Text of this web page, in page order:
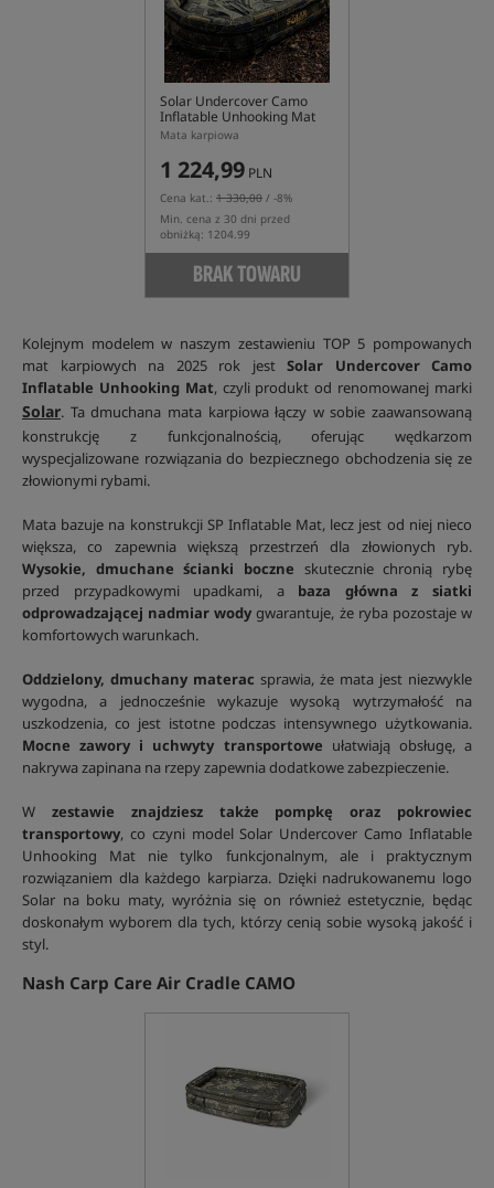
Solar Undercover Camo
Inflatable Unhooking Mat
Mata karpiowa
1 224,99 PLN
Cena kat.: 1 330,00 / -8%
Min. cena z 30 dni przed
obniżką: 1204.99
BRAK TOWARU
Kolejnym modelem w naszym zestawieniu TOP 5 pompowanych
mat karpiowych na 2025 rok jest Solar Undercover Camo
Inflatable Unhooking Mat, czyli produkt od renomowanej marki
Solar. Ta dmuchana mata karpiowa łączy w sobie zaawansowaną
konstrukcję z funkcjonalnością, oferując wędkarzom
wyspecjalizowane rozwiązania do bezpiecznego obchodzenia się ze
złowionymi rybami.
Mata bazuje na konstrukcji SP Inflatable Mat, lecz jest od niej nieco
większa, co zapewnia większą przestrzeń dla złowionych ryb.
Wysokie, dmuchane ścianki boczne skutecznie chronią rybę
przed przypadkowymi upadkami, a baza główna z siatki
odprowadzającej nadmiar wody gwarantuje, że ryba pozostaje w
komfortowych warunkach.
Oddzielony, dmuchany materac sprawia, że mata jest niezwykle
wygodna, a jednocześnie wykazuje wysoką wytrzymałość na
uszkodzenia, co jest istotne podczas intensywnego użytkowania.
Mocne zawory i uchwyty transportowe ułatwiają obsługę, a
nakrywa zapinana na rzepy zapewnia dodatkowe zabezpieczenie.
W zestawie znajdziesz także pompkę oraz pokrowiec
transportowy, co czyni model Solar Undercover Camo Inflatable
Unhooking Mat nie tylko funkcjonalnym, ale i praktycznym
rozwiązaniem dla każdego karpiarza. Dzięki nadrukowanemu logo
Solar na boku maty, wyróżnia się on również estetycznie, będąc
doskonałym wyborem dla tych, którzy cenią sobie wysoką jakość i
styl.
Nash Carp Care Air Cradle CAMO